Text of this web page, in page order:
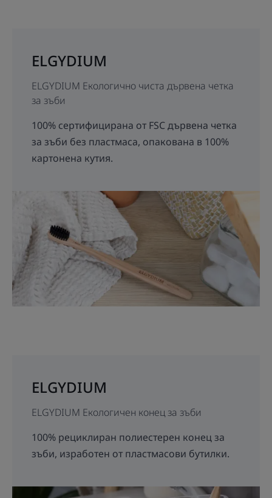
ELGYDIUM
ELGYDIUM Екологично чиста дървена четка
за зъби
100% сертифицирана от FSC дървена четка
за зъби без пластмаса, опакована в 100%
картонена кутия.
ELGYDIUM
ELGYDIUM Екологичен конец за зъби
100% рециклиран полиестерен конец за
зъби, изработен от пластмасови бутилки.